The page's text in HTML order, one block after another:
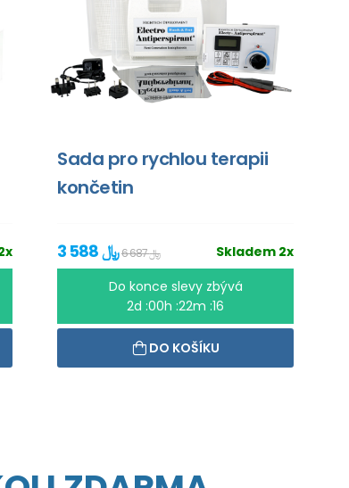
Sada pro rychlou terapii
končetin
Skladem 2x 3 588 ﷼ 6 687 ﷼
Do konce slevy zbývá
2d :00h :22m :16
DO KOŠÍKU